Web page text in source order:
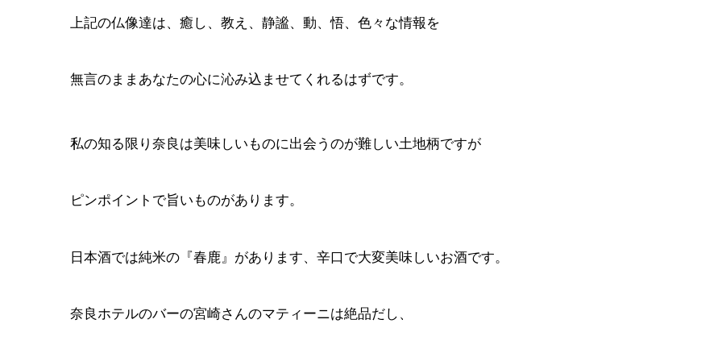
上記の仏像達は、癒し、教え、静謐、動、悟、色々な情報を
無言のままあなたの心に沁み込ませてくれるはずです。
私の知る限り奈良は美味しいものに出会うのが難しい土地柄ですが
ピンポイントで旨いものがあります。
日本酒では純米の『春鹿』があります、辛口で大変美味しいお酒です。
奈良ホテルのバーの宮崎さんのマティーニは絶品だし、